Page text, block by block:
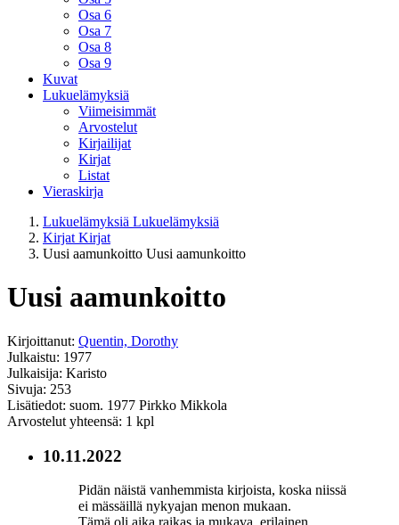
Osa 6
Osa 7
Osa 8
Osa 9
Kuvat
Lukuelämyksiä
Viimeisimmät
Arvostelut
Kirjailijat
Kirjat
Listat
Vieraskirja
Lukuelämyksiä Lukuelämyksiä
Kirjat Kirjat
Uusi aamunkoitto Uusi aamunkoitto
Uusi aamunkoitto
Kirjoittanut: Quentin, Dorothy
Julkaistu: 1977
Julkaisija: Karisto
Sivuja: 253
Lisätiedot: suom. 1977 Pirkko Mikkola
Arvostelut yhteensä: 1 kpl
10.11.2022
Pidän näistä vanhemmista kirjoista, koska niissä
ei mässäillä nykyajan menon mukaan.